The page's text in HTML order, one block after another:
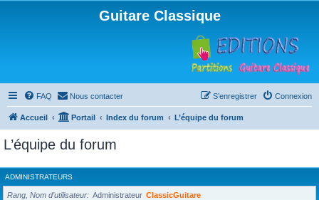
Guitare Classique
FAQ Nous contacter Connexion
S’enregistrer
Accueil Portail Index du forum L’équipe du forum
L’équipe du forum
ADMINISTRATEURS
Rang, Nom d’utilisateur Administrateur ClassicGuitare